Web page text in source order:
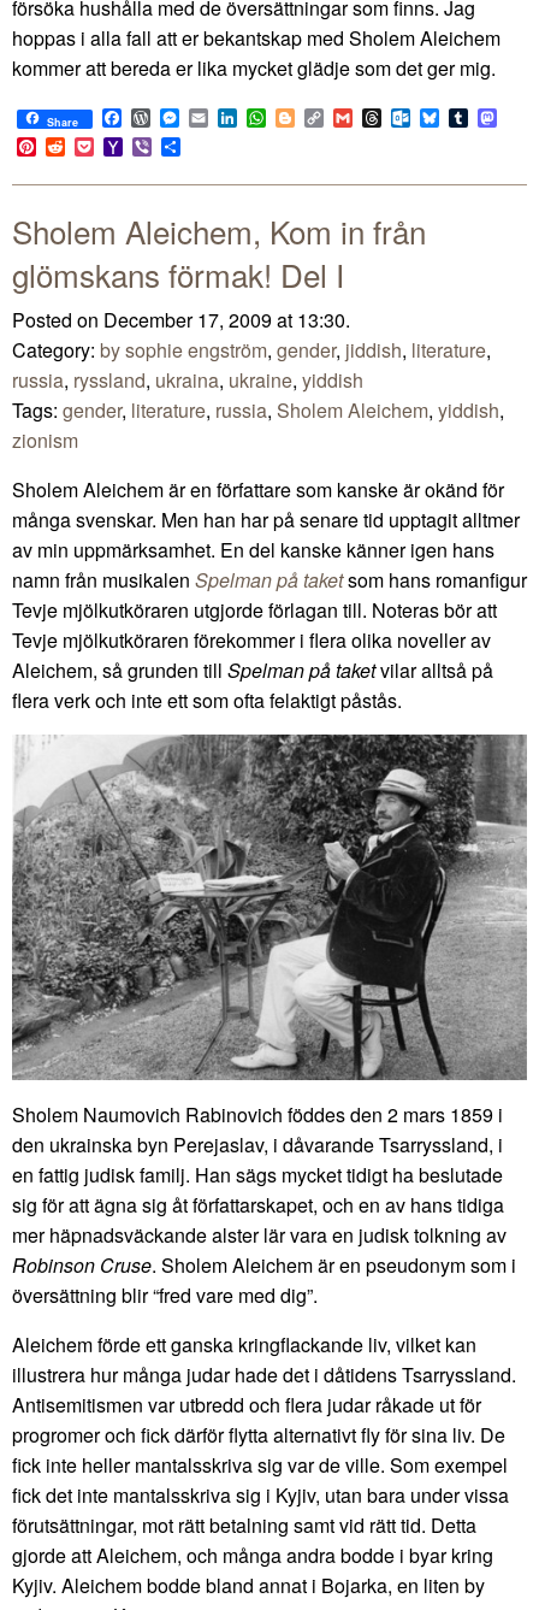
försöka hushålla med de översättningar som finns. Jag
hoppas i alla fall att er bekantskap med Sholem Aleichem
kommer att bereda er lika mycket glädje som det ger mig.
Share Facebook
WordPress
Messenger
EmailLinkedIn
WhatsApp
BloggerCopy
Link
GmailThreadsOutlook.com
BlueskyTumblr
Pinterest
RedditPocketYahoo
Mail
Viber
Sholem Aleichem, Kom in från
glömskans förmak! Del I
Posted on December 17, 2009 at 13:30.
Category: by sophie engström, gender, jiddish, literature,
russia, ryssland, ukraina, ukraine, yiddish
Tags: gender, literature, russia, Sholem Aleichem, yiddish,
zionism
Sholem Aleichem är en författare som kanske är okänd för
många svenskar. Men han har på senare tid upptagit alltmer
av min uppmärksamhet. En del kanske känner igen hans
namn från musikalen Spelman på taketsom hans romanfigur
Tevje mjölkutköraren utgjorde förlagan till. Noteras bör att
Tevje mjölkutköraren förekommer i flera olika noveller av
Aleichem, så grunden till Spelman på taketvilar alltså på
flera verk och inte ett som ofta felaktigt påstås.
Sholem Naumovich Rabinovich föddes den 2 mars 1859 i
den ukrainska byn Perejaslav, i dåvarande Tsarryssland, i
en fattig judisk familj. Han sägs mycket tidigt ha beslutade
sig för att ägna sig åt författarskapet, och en av hans tidiga
mer häpnadsväckande alster lär vara en judisk tolkning av
Robinson Cruse. Sholem Aleichem är en pseudonym som i
översättning blir “fred vare med dig”.
Aleichem förde ett ganska kringflackande liv, vilket kan
illustrera hur många judar hade det i dåtidens Tsarryssland.
Antisemitismen var utbredd och flera judar råkade ut för
progromer och fick därför flytta alternativt fly för sina liv. De
fick inte heller mantalsskriva sig var de ville. Som exempel
fick det inte mantalsskriva sig i Kyjiv, utan bara under vissa
förutsättningar, mot rätt betalning samt vid rätt tid. Detta
gjorde att Aleichem, och många andra bodde i byar kring
Kyjiv. Aleichem bodde bland annat i Bojarka, en liten by